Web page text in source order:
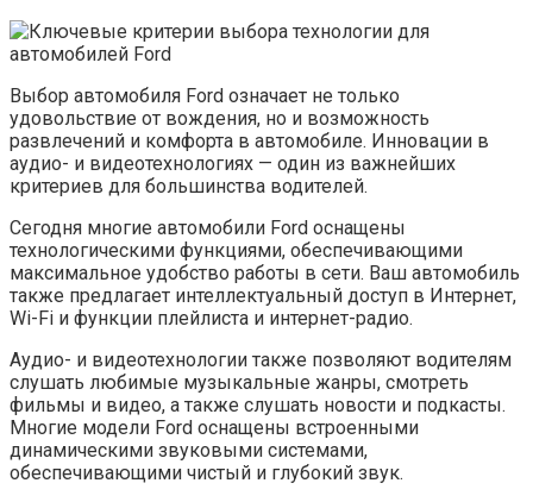
Выбор автомобиля Ford означает не только
удовольствие от вождения, но и возможность
развлечений и комфорта в автомобиле. Инновации в
аудио- и видеотехнологиях — один из важнейших
критериев для большинства водителей.
Сегодня многие автомобили Ford оснащены
технологическими функциями, обеспечивающими
максимальное удобство работы в сети. Ваш автомобиль
также предлагает интеллектуальный доступ в Интернет,
Wi-Fi и функции плейлиста и интернет-радио.
Аудио- и видеотехнологии также позволяют водителям
слушать любимые музыкальные жанры, смотреть
фильмы и видео, а также слушать новости и подкасты.
Многие модели Ford оснащены встроенными
динамическими звуковыми системами,
обеспечивающими чистый и глубокий звук.